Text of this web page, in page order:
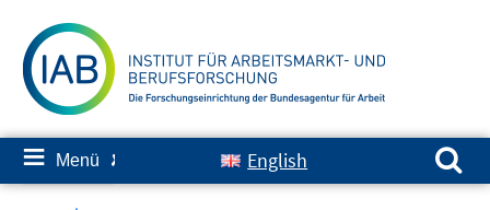
zum
Inhalt
≡ Menü ✘ English
Suchen nach: